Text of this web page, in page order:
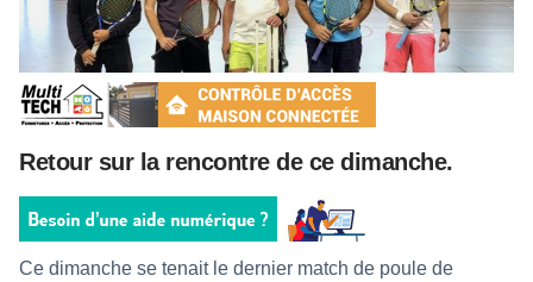
Retour sur la rencontre de ce dimanche.
Ce dimanche se tenait le dernier match de poule de